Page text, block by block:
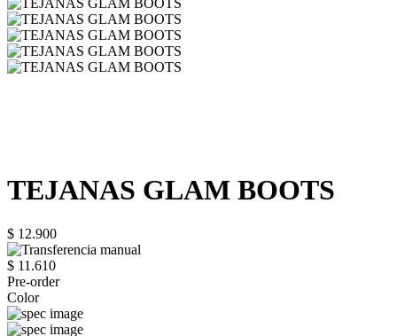
TEJANAS GLAM BOOTS
$ 12.900
$ 11.610
Pre-order
Color